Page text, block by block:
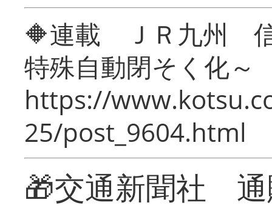
🔶連載 ＪＲ九州 信
特殊自動閉そく化～
https://
25/post_9604.html
🎁交通新聞社